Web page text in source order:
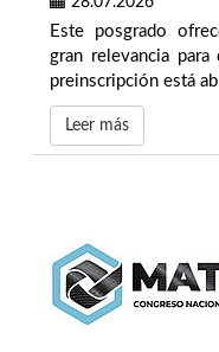
Este posgrado
gran relevancia
preinscripción está
Leer más